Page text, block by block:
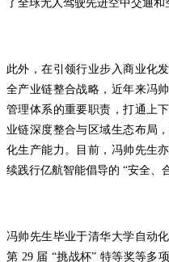
了全球无人驾驶先进空中交通和
此外，在引领行业步入商业化
全产业链整合战略，近年来冯
管理体系的重要职责，打通上
业链深度整合与区域生态布局
化生产能力。目前，冯帅先生
续践行亿航智能倡导的 “安全、
冯帅先生毕业于清华大学自动
第 29 届 “挑战杯” 特等奖等多